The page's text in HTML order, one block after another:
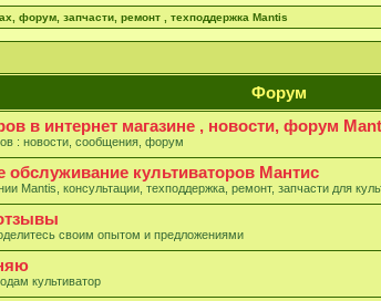
форум, запчасти, ремонт , техподдержка Mantis
Форум
в интернет магазине , новости, форум
: новости, сообщения, форум
обслуживание культиваторов Мантис
Mantis, консультации, техподдержка, ремонт, запчасти для
своим опытом и предложениями
культиватор